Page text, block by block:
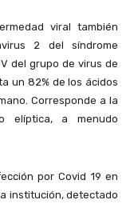
viral también
2 del síndrome
del grupo de virus de
un 82% de los ácidos
Corresponde a la
elíptica, a menudo
por Covid 19 en
institución, detectado